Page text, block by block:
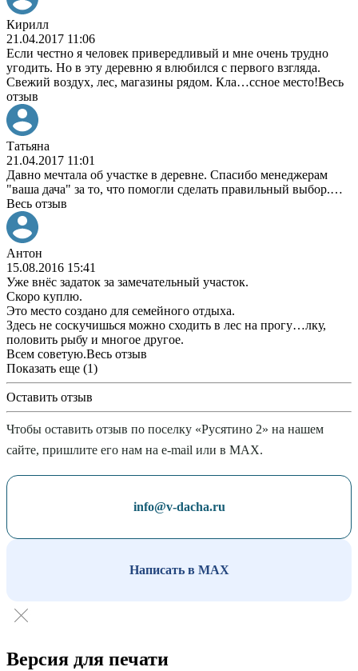
Кирилл
21.04.2017 11:06
Если честно я человек привередливый и мне очень трудно
угодить. Но в эту деревню я влюбился с первого взгляда.
Свежий воздух, лес, магазины рядом. Кла…ссное место!Весь
отзыв
Татьяна
21.04.2017 11:01
Давно мечтала об участке в деревне. Спасибо менеджерам
"ваша дача" за то, что помогли сделать правильный выбор.…
Весь отзыв
Антон
15.08.2016 15:41
Уже внёс задаток за замечательный участок.
Скоро куплю.
Это место создано для семейного отдыха.
Здесь не соскучишься можно сходить в лес на прогу…лку,
половить рыбу и многое другое.
Всем советую.Весь отзыв
Показать еще (1)
Оставить отзыв
Чтобы оставить отзыв по поселку «Русятино 2» на нашем
сайте, пришлите его нам на e-mail или в MAX.
info@v-dacha.ru
Написать в MAX
Версия для печати